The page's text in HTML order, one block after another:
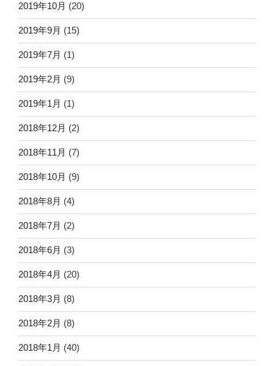
2019年10月 (20)
2019年9月 (15)
2019年7月 (1)
2019年2月 (9)
2019年1月 (1)
2018年12月 (2)
2018年11月 (7)
2018年10月 (9)
2018年8月 (4)
2018年7月 (2)
2018年6月 (3)
2018年4月 (20)
2018年3月 (8)
2018年2月 (8)
2018年1月 (40)